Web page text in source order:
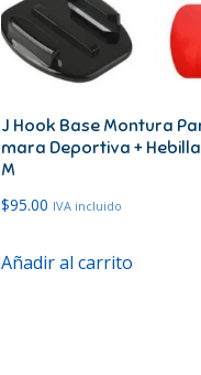
J Hook Base Montura
mara Deportiva + Hebilla
M
$95.00 IVA incluido
Añadir al carrito